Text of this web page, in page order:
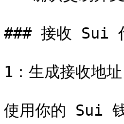
### 接收 Sui
1：生成接收地址
使用你的 Sui